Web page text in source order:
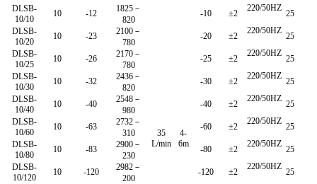
35
L/min
4-
6m
DLSB-
10/10
10 -12
1825－
820
-10 ±2
220/50HZ
25
DLSB-
10/20
10 -23
2100－
780
-20 ±2
220/50HZ
25
DLSB-
10/25
10 -26
2170－
780
-25 ±2
220/50HZ
25
DLSB-
10/30
10 -32
2436－
820
-30 ±2
220/50HZ
25
DLSB-
10/40
10 -40
2548－
980
-40 ±2
220/50HZ
25
DLSB-
10/60
10 -63
2732－
310
-60 ±2
220/50HZ
25
DLSB-
10/80
10 -83
2900－
230
-80 ±2
220/50HZ
25
DLSB-
10/120
10 -120
2982－
200
-120 ±2
220/50HZ
25